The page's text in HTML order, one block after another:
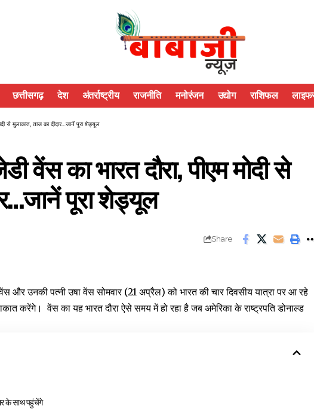
छत्तीसगढ़ देश अंतर्राष्ट्रीय राजनीति मनोरंजन उद्योग राशिफल
से मुलाकात, ताज का दीदार…जानें पूरा शेड्यूल
वेंस का भारत दौरा, पीएम मोदी से
पूरा शेड्यूल
Share
और उनकी पत्नी उषा वेंस सोमवार (21 अप्रैल) को भारत की चार दिवसीय यात्रा पर आ रहे
करेंगे। वेंस का यह भारत दौरा ऐसे समय में हो रहा है जब अमेरिका के राष्ट्रपति डोनाल्ड
के साथ पहुंचेंगे